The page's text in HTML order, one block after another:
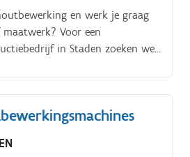
en werk je graag
Voor een
in Staden zoeken we